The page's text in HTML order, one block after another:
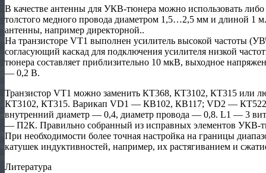
В качестве антенны для УКВ-тюнера можно использовать либо
толстого медного провода диаметром 1,5…2,5 мм и длиной 1
антенны, например директорной..
На транзисторе VТ1 выполнен усилитель высокой частоты
согласующий каскад для подключения усилителя низкой
тюнера составляет приблизительно 10 мкВ, выходное
— 0,2 В.
Транзистор VТ1 можно заменить КТ368, КТ3102, КТ315 или
КТ3102, КТ315. Варикап VD1 — КВ102, КВ117; VD2 —
внутренний диаметр — 0,4, диаметр провода — 0,8. L1 — 3
— П2К. Правильно собранный из исправных элементов УКВ-
При необходимости более точная настройка на границы
катушек индуктивностей, например, их растягиванием и
Литература